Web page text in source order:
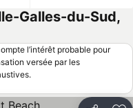
Galles-du-Sud,
l’intérêt probable pour
versée par les